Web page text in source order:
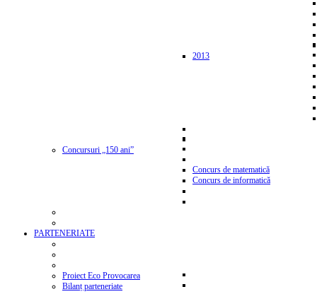
2013
Concursuri „150 ani”
Concurs de matematică
Concurs de informatică
PARTENERIATE
Proiect Eco Provocarea
Bilanț parteneriate